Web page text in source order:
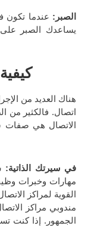
الصبر: عندما تكون
يساعدك الصبر على
هناك العديد من
اتصال. فالكثير من
الاتصال هي صفات
في سيرتك الذاتية:
مهارات وخبرات
القوية لمراكز
مندوبي مراكز
الجمهور. إذا كنت